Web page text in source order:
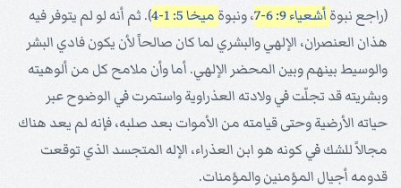
(راجع نبوة أشعياء 9: 6-7 ، ونبوة ميخا 5: 1-4
). ثم أنه لو لم يتوفر فيه
هذان العنصران، الإلهي والبشري لما كان صالحاً لأن يكون فادي البشر
والوسيط بينهم وبين المحضر الإلهي. أما وأن ملامح كل من ألوهيته
وبشريته قد تجلّت في ولادته العذراوية واستمرت في الوضوح عبر
حياته الأرضية وحتى قيامته من الأموات بعد صلبه، فإنه لم يعد هناك
مجالاً للشك في كونه هو ابن العذراء، الإله المتجسد الذي توقعت
قدومه أجيال المؤمنين والمؤمنات.